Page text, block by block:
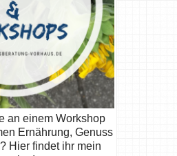
an einem Workshop
Ernährung, Genuss
Hier findet ihr mein